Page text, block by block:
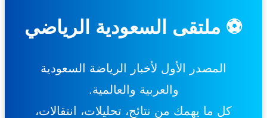
⚽ ملتقى السعودية الرياضي
المصدر الأول لأخبار الرياضة السعودية
والعربية والعالمية.
كل ما يهمك من نتائج، تحليلات، انتقالات،